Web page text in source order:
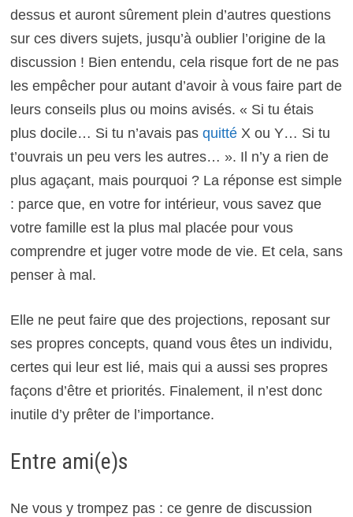
dessus et auront sûrement plein d’autres questions
sur ces divers sujets, jusqu’à oublier l’origine de la
discussion ! Bien entendu, cela risque fort de ne pas
les empêcher pour autant d’avoir à vous faire part de
leurs conseils plus ou moins avisés. « Si tu étais
plus docile… Si tu n’avais pas quittéX ou Y… Si tu
t’ouvrais un peu vers les autres… ». Il n’y a rien de
plus agaçant, mais pourquoi ? La réponse est simple
: parce que, en votre for intérieur, vous savez que
votre famille est la plus mal placée pour vous
comprendre et juger votre mode de vie. Et cela, sans
penser à mal.
Elle ne peut faire que des projections, reposant sur
ses propres concepts, quand vous êtes un individu,
certes qui leur est lié, mais qui a aussi ses propres
façons d’être et priorités. Finalement, il n’est donc
inutile d’y prêter de l’importance.
Entre ami(e)s
Ne vous y trompez pas : ce genre de discussion